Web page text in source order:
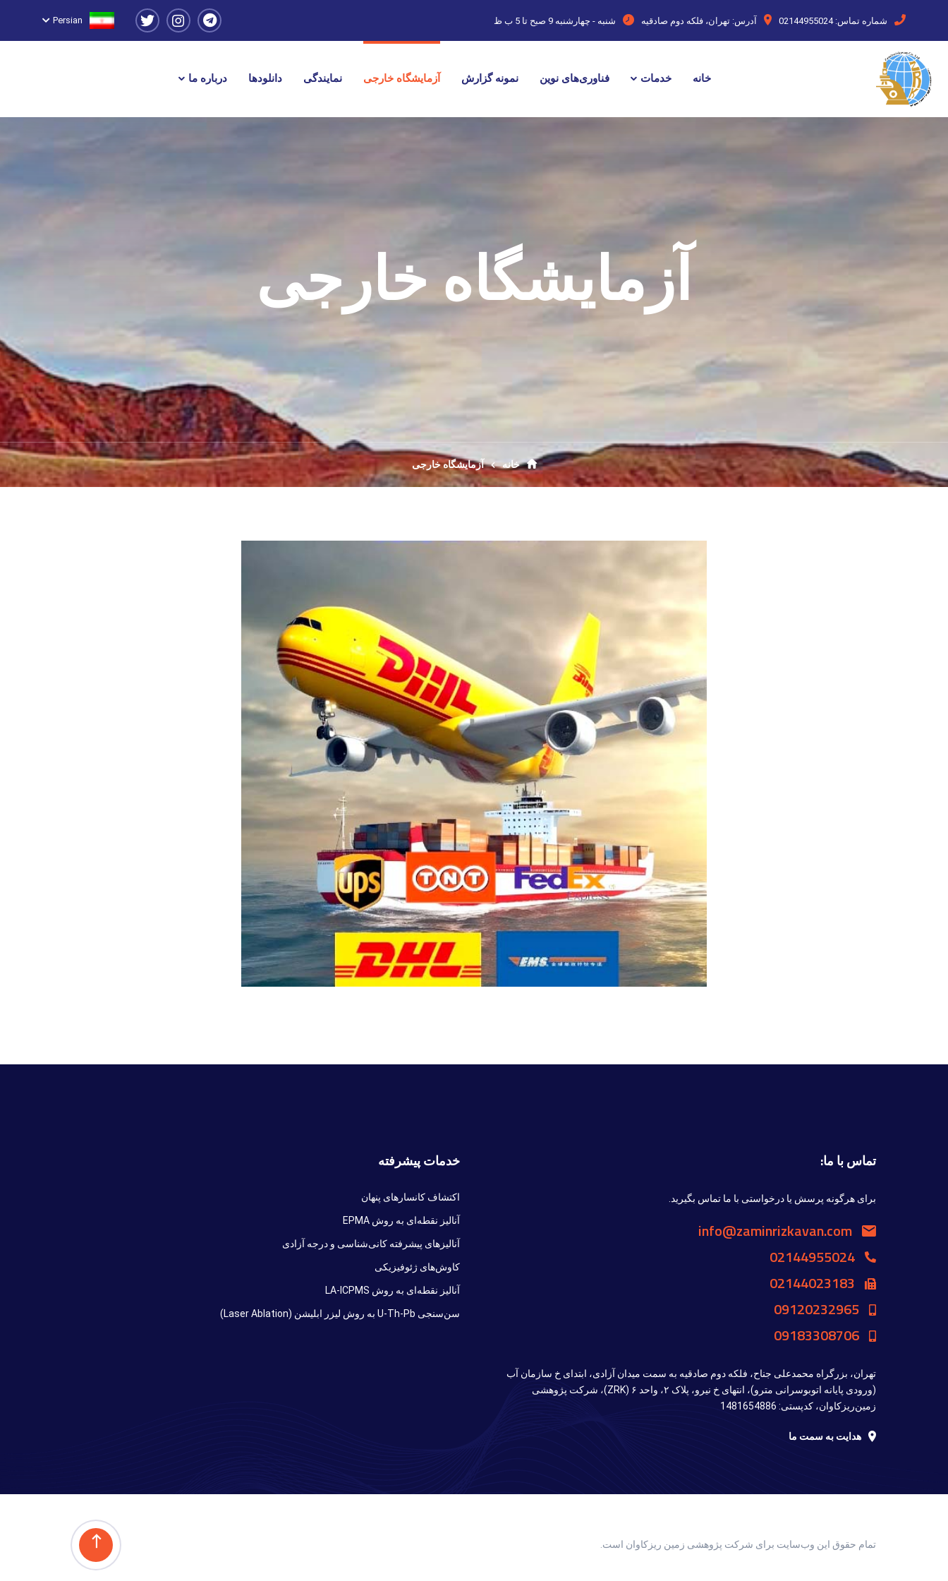
شماره تماس: 02144955024 آدرس: تهران، فلکه دوم صادقیه شنبه - چهارشنبه 9 صبح تا 5 ب ظ Persian
خانه خدمات فناوری‌های نوین نمونه گزارش آزمایشگاه خارجی نمایندگی دانلودها درباره ما
آزمایشگاه خارجی
خانه آزمایشگاه خارجی
تماس با ما:
برای هرگونه پرسش یا درخواستی با ما تماس بگیرید.
تهران، بزرگراه محمدعلی جناح، فلکه دوم صادقیه به سمت میدان آزادی، ابتدای خ سازمان آب
(ورودی پایانه اتوبوسرانی مترو)، انتهای خ نیرو، پلاک ۲، واحد ۶ (ZRK)، شرکت پژوهشی
زمین‌ریزکاوان، کدپستی: 1481654886
هدایت به سمت ما
خدمات پیشرفته
اکتشاف کانسارهای پنهان
آنالیز نقطه‌ای به روش EPMA
آنالیزهای پیشرفته کانی‌شناسی و درجه آزادی
کاوش‌های ژئوفیزیکی
آنالیز نقطه‌ای به روش LA-ICPMS
سن‌سنجی U-Th-Pb به روش لیزر ابلیشن (Laser Ablation)
تمام حقوق اين وب‌سايت برای شرکت پژوهشی زمین ریزکاوان است.